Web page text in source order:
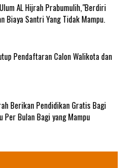
AL Hijrah Prabumulih,"Berdiri
Biaya Santri Yang Tidak Mampu.
Pendaftaran Calon Walikota dan
Berikan Pendidikan Gratis Bagi
Per Bulan Bagi yang Mampu